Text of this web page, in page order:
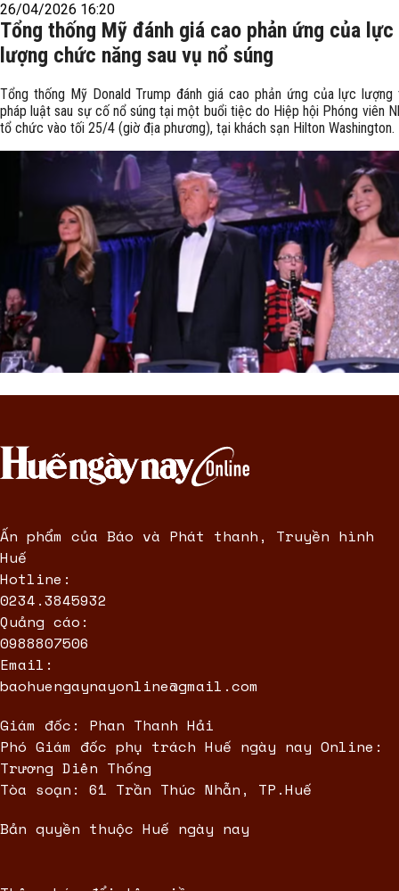
26/04/2026 16:20
Tổng thống Mỹ đánh giá cao phản ứng của lực
lượng chức năng sau vụ nổ súng
Tổng thống Mỹ Donald Trump đánh giá cao phản ứng của lực
pháp luật sau sự cố nổ súng tại một buổi tiệc do Hiệp hội Phóng viên
tổ chức vào tối 25/4 (giờ địa phương), tại khách sạn Hilton Washington.
Ấn phẩm của Báo và Phát thanh, Truyền hình
Huế
Hotline:
0234.3845932
Quảng cáo:
0988807506
Email:
baohuengaynayonline@gmail.com
Giám đốc: Phan Thanh Hải
Phó Giám đốc phụ trách Huế ngày nay Online:
Trương Diên Thống
Tòa soạn: 61 Trần Thúc Nhẫn, TP.Huế
Bản quyền thuộc Huế ngày nay